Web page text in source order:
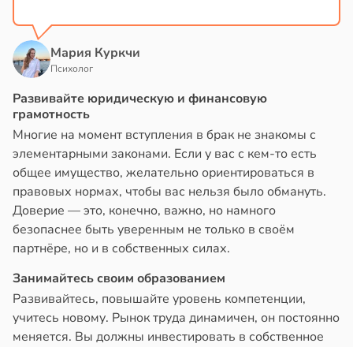
Мария Куркчи
Психолог
Развивайте юридическую и финансовую
грамотность
Многие на момент вступления в брак не знакомы с
элементарными законами. Если у вас с кем-то есть
общее имущество, желательно ориентироваться в
правовых нормах, чтобы вас нельзя было обмануть.
Доверие — это, конечно, важно, но намного
безопаснее быть уверенным не только в своём
партнёре, но и в собственных силах.
Занимайтесь своим образованием
Развивайтесь, повышайте уровень компетенции,
учитесь новому. Рынок труда динамичен, он постоянно
меняется. Вы должны инвестировать в собственное